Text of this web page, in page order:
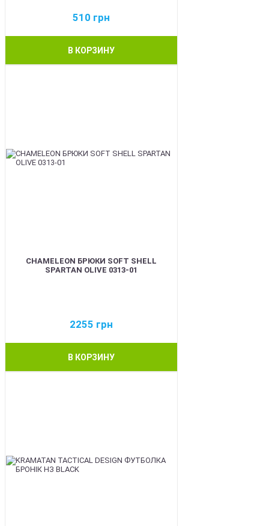
510 грн
В КОРЗИНУ
CHAMELEON БРЮКИ SOFT SHELL
SPARTAN OLIVE 0313-01
2255 грн
В КОРЗИНУ